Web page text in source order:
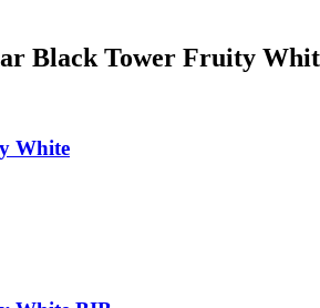
Black Tower Fruity
White